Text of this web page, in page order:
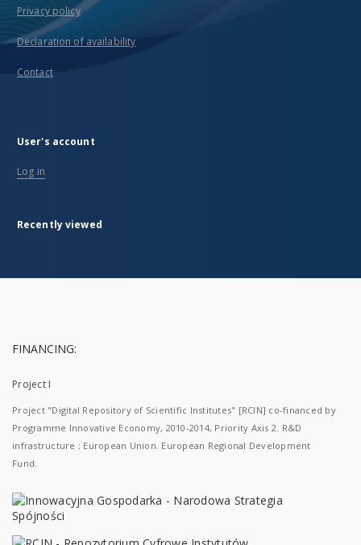
Privacy policy
Declaration of availability
Contact
User's account
Log in
Recently viewed
FINANCING:
Project I
Project "Digital Repository of Scientific Institutes" [RCIN] co-financed by
Programme Innovative Economy, 2010-2014, Priority Axis 2. R&D
infrastructure ; European Union. European Regional Development
Fund.